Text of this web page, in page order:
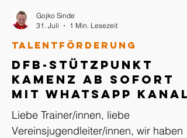
DFB-Stützpunkt
Kamenz ab sofort
mit WhatsApp Kanal
Liebe Trainer/innen, liebe
Vereinsjugendleiter/innen, wir haben
Talentförderung
Gojko Sinde
31. Juli
1 Min. Lesezeit